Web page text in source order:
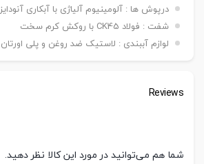
درپوش ها : آلومینیوم آلیاژی با آبکاری آنودایز
شفت : فولاد CK45 با روکش کرم سخت
لوازم آببندی : لاستیک ضد روغن و پلی اورتان
Reviews
شما هم می‌توانید در مورد این کالا نظر دهید.